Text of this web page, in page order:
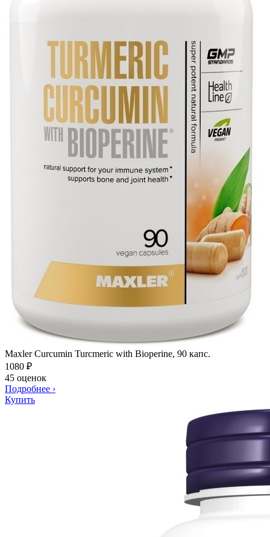
Maxler Curcumin Turcmeric with Bioperine, 90 капс.
1080 ₽
45 оценок
Подробнее ›
Купить